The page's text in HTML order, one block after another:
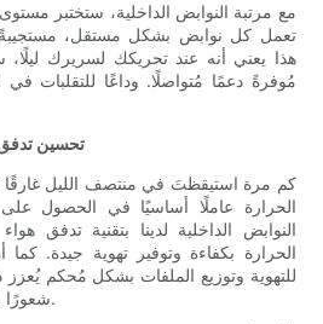
مع مرتبة النوابض الداخلية، ستختبر
تعمل كل نوابض بشكل مستقل،
هذا يعني أنه عند تحريكك لسريرك ليلًا،
مُوفرةً دعمًا مُتواصلًا. وداعًا للتقلبات
تحسين تدفق
كم مرة استيقظتَ في منتصف الليل غارقًا
الحرارة عاملًا أساسيًا في الحصول
النوابض الداخلية لدينا بتقنية تدفق
الحرارة بكفاءة وتوفير تهوية جيدة. كما
للتهوية وتوزيع الملفات بشكل مُحكم
شعورًا بالبرودة والراحة طوال الليل.